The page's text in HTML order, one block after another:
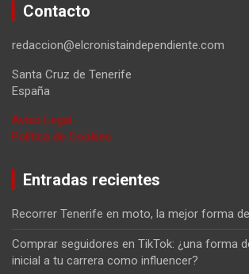
Contacto
redaccion@elcronistaindependiente.com
Santa Cruz de Tenerife
España
Aviso Legal
Política de Cookies
Entradas recientes
Recorrer Tenerife en moto, la mejor forma
Comprar seguidores en TikTok: ¿una forma
inicial a tu carrera como influencer?